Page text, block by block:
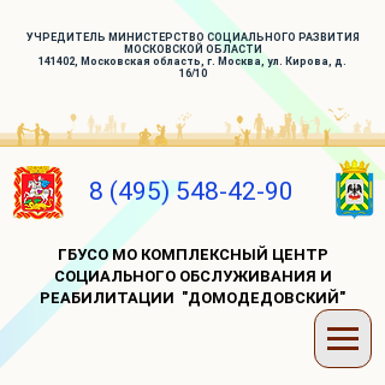
УЧРЕДИТЕЛЬ МИНИСТЕРСТВО СОЦИАЛЬНОГО РАЗВИТИЯ
МОСКОВСКОЙ ОБЛАСТИ
141402, Московская область, г. Москва, ул. Кирова, д.
16/10
8 (495) 548-42-90
ГБУСО МО КОМПЛЕКСНЫЙ ЦЕНТР
СОЦИАЛЬНОГО ОБСЛУЖИВАНИЯ И
РЕАБИЛИТАЦИИ "ДОМОДЕДОВСКИЙ"